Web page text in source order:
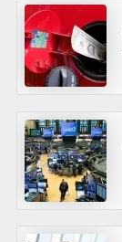
e
s
f
i
n
a
n
c
e